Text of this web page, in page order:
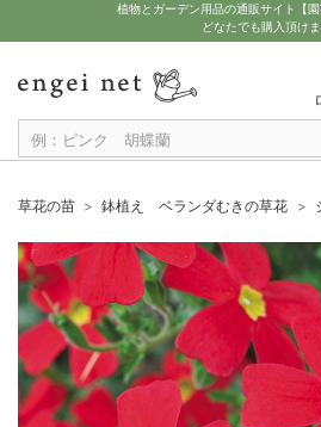
植物とガーデン用品の通販サイト【
どなたでも購入頂け
草花の苗 鉢植え ベランダむきの草花
人気のシリーズ
苗 PW
ジャメスブリ
セール
草花 ハーブ・野菜苗 ジャメス